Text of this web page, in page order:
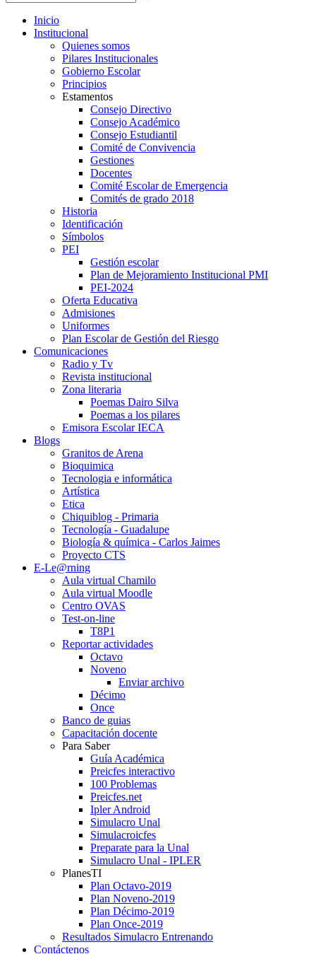
Inicio
Institucional
Quienes somos
Pilares Institucionales
Gobierno Escolar
Principios
Estamentos
Consejo Directivo
Consejo Académico
Consejo Estudiantil
Comité de Convivencia
Gestiones
Docentes
Comité Escolar de Emergencia
Comités de grado 2018
Historia
Identificación
Símbolos
PEI
Gestión escolar
Plan de Mejoramiento Institucional PMI
PEI-2024
Oferta Educativa
Admisiones
Uniformes
Plan Escolar de Gestión del Riesgo
Comunicaciones
Radio y Tv
Revista institucional
Zona literaria
Poemas Dairo Silva
Poemas a los pilares
Emisora Escolar IECA
Blogs
Granitos de Arena
Bioquimica
Tecnologia e informática
Artística
Etica
Chiquiblog - Primaria
Tecnología - Guadalupe
Biología & química - Carlos Jaimes
Proyecto CTS
E-Le@rning
Aula virtual Chamilo
Aula virtual Moodle
Centro OVAS
Test-on-line
T8P1
Reportar actividades
Octavo
Noveno
Enviar archivo
Décimo
Once
Banco de guias
Capacitación docente
Para Saber
Guía Académica
Preicfes interactivo
100 Problemas
Preicfes.net
Ipler Android
Simulacro Unal
Simulacroicfes
Preparate para la Unal
Simulacro Unal - IPLER
PlanesTI
Plan Octavo-2019
Plan Noveno-2019
Plan Décimo-2019
Plan Once-2019
Resultados Simulacro Entrenando
Contáctenos